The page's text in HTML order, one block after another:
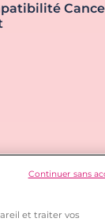
et traiter vos
Continuer sans